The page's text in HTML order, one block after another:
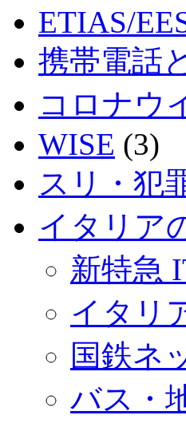
ETIAS/
携帯電話
コロナウ
WISE (3)
スリ・犯
イタリア
新特急
イタリ
国鉄ネ
バス・